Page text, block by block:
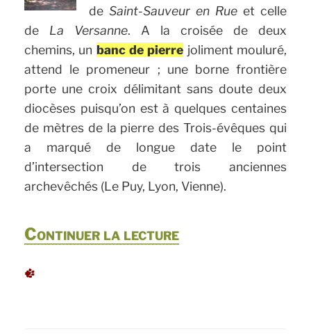
de Saint-Sauveur en Rueet celle
de La Versanne. A la croisée de deux
chemins, un banc de pierre joliment mouluré,
attend le promeneur ; une borne frontière
porte une croix délimitant sans doute deux
diocèses puisqu’on est à quelques centaines
de mètres de la pierre des Trois-évêques qui
a marqué de longue date le point
d’intersection de trois anciennes
archevêchés (Le Puy, Lyon, Vienne).
Continuer la lecturede